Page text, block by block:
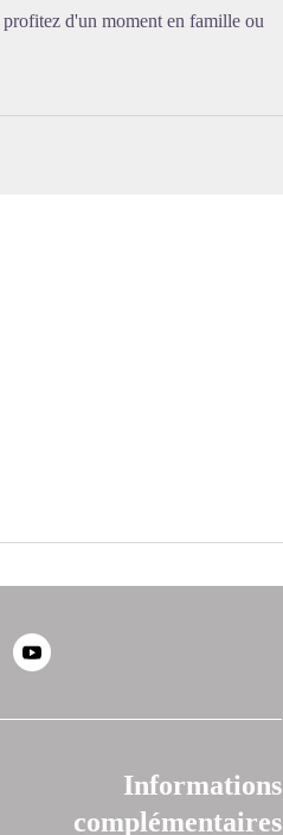
d'un moment en famille ou
Informations
complémentaires